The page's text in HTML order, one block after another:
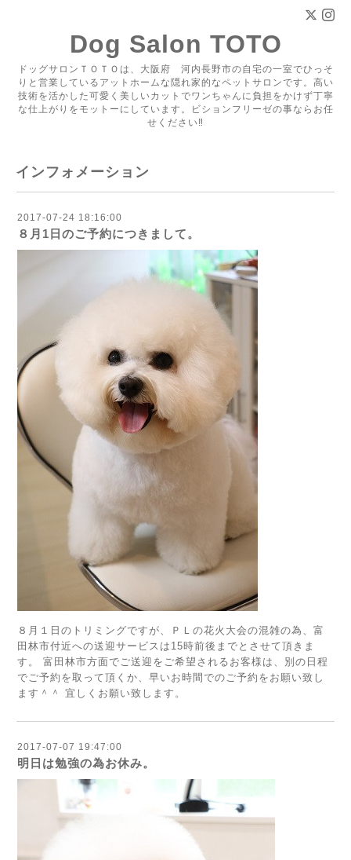
Dog Salon TOTO
ドッグサロンＴＯＴＯは、大阪府 河内長野市の自宅の一室でひっそ
りと営業しているアットホームな隠れ家的なペットサロンです。高い
技術を活かした可愛く美しいカットでワンちゃんに負担をかけず丁寧
な仕上がりをモットーにしています。ビションフリーゼの事ならお任
せください‼
インフォメーション
2017-07-24 18:16:00
８月1日のご予約につきまして。
８月１日のトリミングですが、ＰＬの花火大会の混雑の為、富
田林市付近への送迎サービスは15時前後までとさせて頂きま
す。 富田林市方面でご送迎をご希望されるお客様は、別の日程
でご予約を取って頂くか、早いお時間でのご予約をお願い致し
ます＾＾ 宜しくお願い致します。
2017-07-07 19:47:00
明日は勉強の為お休み。